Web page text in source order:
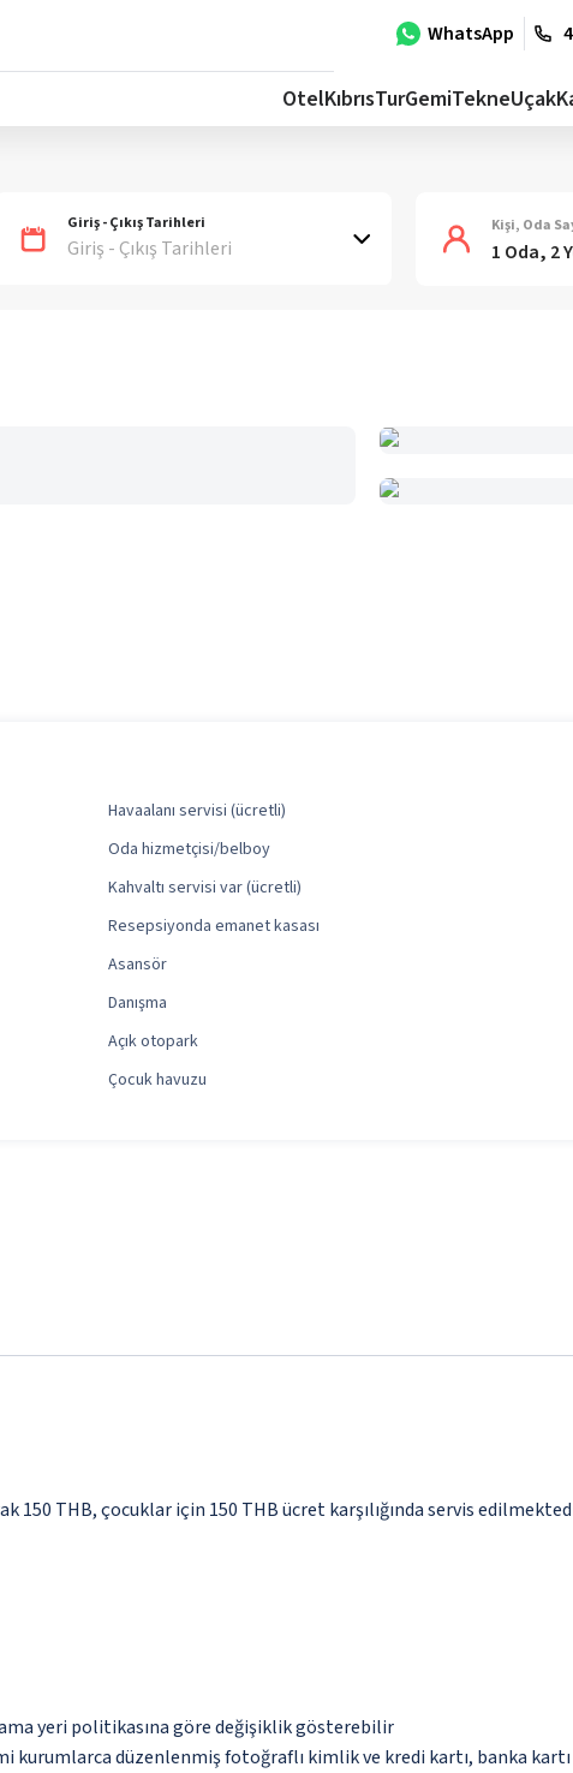
WhatsApp
OtelKıbrısTurGemiTekneUçak
Giriş - Çıkış Tarihleri
Giriş - Çıkış Tarihleri
Kişi, Oda
1 Oda, 2
Havaalanı servisi (ücretli)
Oda hizmetçisi/belboy
Kahvaltı servisi var (ücretli)
Resepsiyonda emanet kasası
Asansör
Danışma
Açık otopark
Çocuk havuzu
150 THB, çocuklar için 150 THB ücret karşılığında servis
yeri politikasına göre değişiklik gösterebilir
kurumlarca düzenlenmiş fotoğraflı kimlik ve kredi kartı, banka